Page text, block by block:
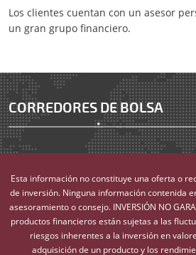
Los clientes cuentan con un asesor
un gran grupo financiero.
CORREDORES DE BOLSA
Esta información no constituye una oferta o
de inversión. Ninguna información contenida
asesoramiento o consejo. INVERSIÓN NO
productos financieros están sujetas a las
riesgos inherentes a la inversión en
adquisición de un producto y los